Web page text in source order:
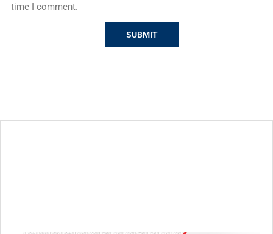
time I comment.